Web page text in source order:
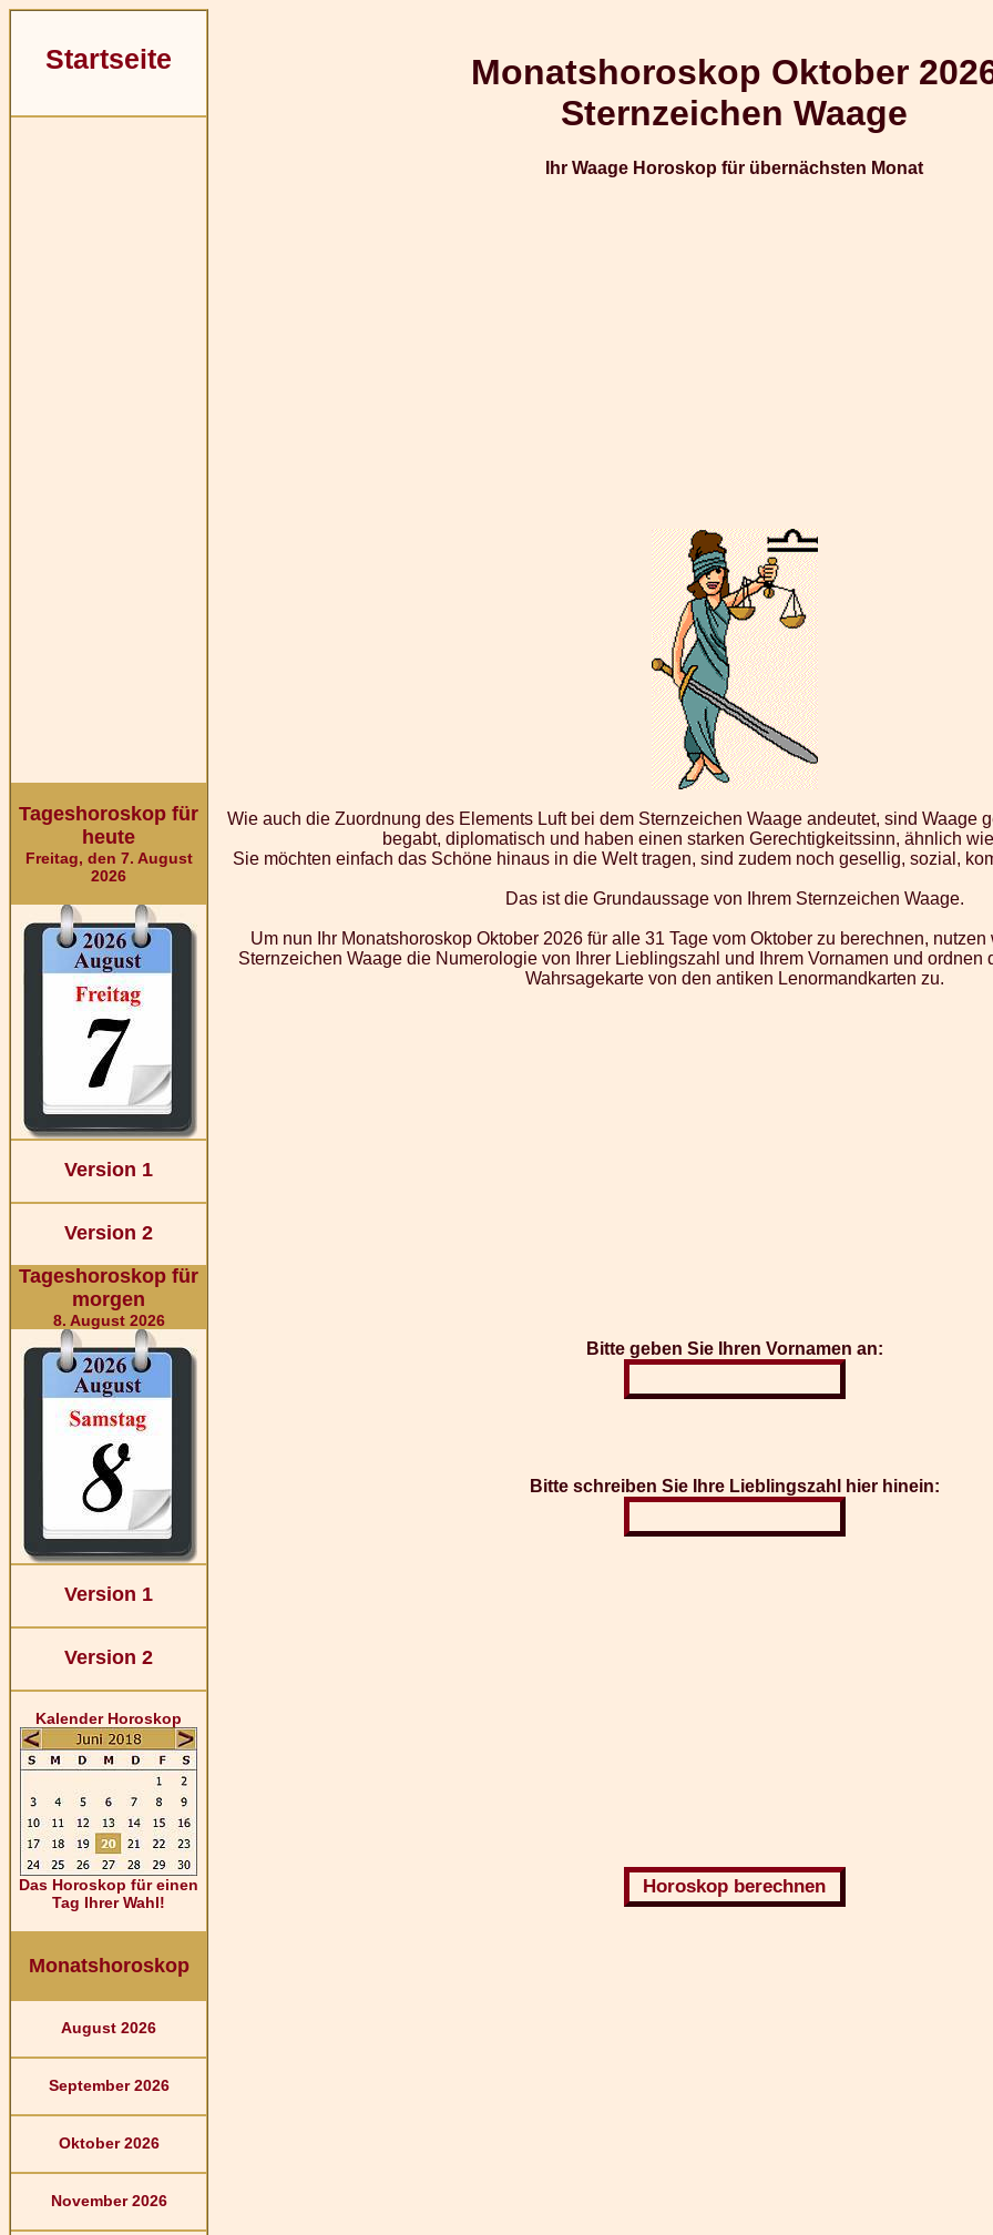
Startseite
Tageshoroskop für
heute
Freitag, den 7. August
2026
Version 1
Version 2
Tageshoroskop für
morgen
8. August 2026
Version 1
Version 2
Kalender Horoskop
Das Horoskop für einen
Tag Ihrer Wahl!
Monatshoroskop
August 2026
September 2026
Oktober 2026
November 2026
Monatshoroskop Oktober
Sternzeichen Waage
Ihr Waage Horoskop für übernächsten Monat
Wie auch die Zuordnung des Elements Luft bei dem Sternzeichen Waage andeutet, sind Waage
begabt, diplomatisch und haben einen starken Gerechtigkeitssinn, ähnlich
Sie möchten einfach das Schöne hinaus in die Welt tragen, sind zudem noch gesellig, sozial,
Das ist die Grundaussage von Ihrem Sternzeichen Waage.
Um nun Ihr Monatshoroskop Oktober 2026 für alle 31 Tage vom Oktober zu berechnen,
Sternzeichen Waage die Numerologie von Ihrer Lieblingszahl und Ihrem Vornamen und
Wahrsagekarte von den antiken Lenormandkarten zu.
Bitte geben Sie Ihren Vornamen an:
Bitte schreiben Sie Ihre Lieblingszahl hier hinein: